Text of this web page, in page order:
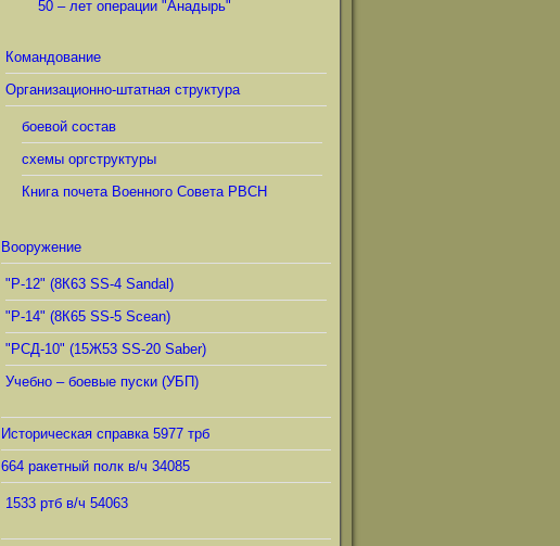
50 – лет операции "Анадырь"
Командование
Организационно-штатная структура
боевой состав
схемы оргструктуры
Книга почета Военного Совета РВСН
Вооружение
"Р-12" (8К63 SS-4 Sandal)
"Р-14" (8К65 SS-5 Scean)
"РСД-10" (15Ж53 SS-20 Saber)
Учебно – боевые пуски (УБП)
Историческая справка 5977 трб
664 ракетный полк в/ч 34085
1533 ртб в/ч 54063